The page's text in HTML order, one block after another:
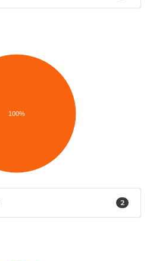
100%
2